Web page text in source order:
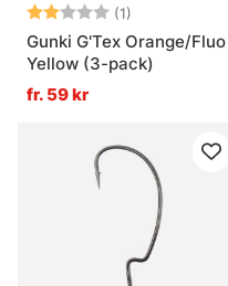
Betyg: (1)
2.0 utav 5
Gunki G'Tex Orange/Fluo
Yellow (3-pack)
fr. 59 kr